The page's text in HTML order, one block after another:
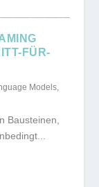
FÜR-
Models
Bausteinen,